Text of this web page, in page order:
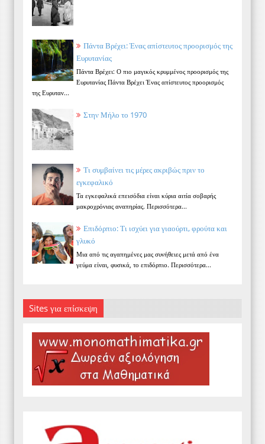
Πάντα Βρέχει: Ένας απίστευτος προορισμός της
Ευρυτανίας
Πάντα Βρέχει: Ο πιο μαγικός κρυμμένος προορισμός της
Ευρυτανίας Πάντα Βρέχει Ένας απίστευτος προορισμός
της Ευρυταν...
Στην Μήλο το 1970
Τι συμβαίνει τις μέρες ακριβώς πριν το
εγκεφαλικό
Τα εγκεφαλικά επεισόδια είναι κύρια αιτία σοβαρής
μακροχρόνιας αναπηρίας. Περισσότερα...
Επιδόρπιο: Τι ισχύει για γιαούρτι, φρούτα και
γλυκό
Μια από τις αγαπημένες μας συνήθειες μετά από ένα
γεύμα είναι, φυσικά, το επιδόρπιο. Περισσότερα...
Sites για επίσκεψη